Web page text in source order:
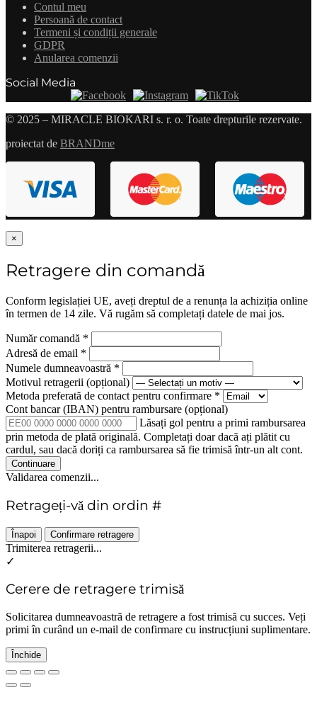
Contul meu
Persoană de contact
Termeni și condiții generale
GDPR
Anularea comenzii
Social Media
© 2025 – MIRACLE BIOKARI s. r. o. Toate drepturile rezervate.
proiectat de BRANDme
×
Retragere din comandă
Conform legislației UE, aveți dreptul de a renunța la achiziția online
în termen de 14 zile. Vă rugăm să completați datele de mai jos.
Număr comandă *
Adresă de email *
Numele dumneavoastră *
Motivul retragerii (opțional)
Metoda preferată de contact pentru confirmare *
Cont bancar (IBAN) pentru rambursare (opțional)
Lăsați gol pentru a primi rambursarea
prin metoda de plată originală. Completați doar dacă ați plătit cu
cardul, sau dacă doriți ca rambursarea să fie trimisă într-un alt cont.
Continuare
Validarea comenzii...
Retrageți-vă din ordin #
Înapoi Confirmare retragere
Trimiterea retragerii...
✓
Cerere de retragere trimisă
Solicitarea dumneavoastră de retragere a fost trimisă cu succes. Veți
primi în curând un e-mail de confirmare cu instrucțiuni suplimentare.
Închide